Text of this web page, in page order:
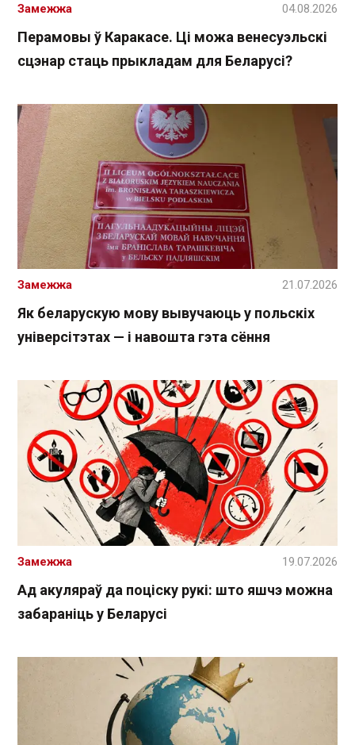
Перамовы ў Каракасе. Ці можа венесуэльскі
сцэнар стаць прыкладам для Беларусі?
Замежжа 04.08.2026
Як беларускую мову вывучаюць у польскіх
універсітэтах — і навошта гэта сёння
Замежжа 21.07.2026
Ад акуляраў да поціску рукі: што яшчэ можна
забараніць у Беларусі
Замежжа 19.07.2026